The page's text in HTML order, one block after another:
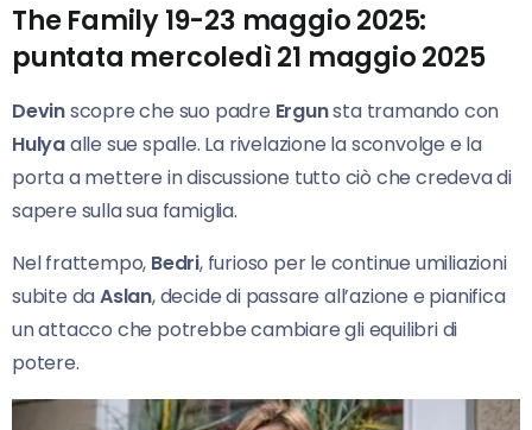
The Family 19-23 maggio 2025:
puntata mercoledì 21 maggio 2025
Devinscopre che suo padre Ergunsta tramando con
Hulyaalle sue spalle. La rivelazione la sconvolge e la
porta a mettere in discussione tutto ciò che credeva di
sapere sulla sua famiglia.
Nel frattempo, Bedri, furioso per le continue umiliazioni
subite daAslan, decide di passare all’azione e pianifica
un attacco che potrebbe cambiare gli equilibri di
potere.